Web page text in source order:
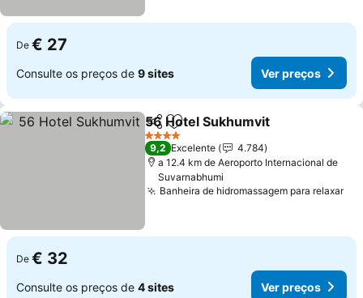
De € 27
Consulte os preços de 9 sites Ver preços
PartilharAdicionar aos favoritos
56 Hotel Sukhumvit
4 Estrelas
9,2 Excelente
4.784
a 12.4 km de Aeroporto Internacional de
Suvarnabhumi
Banheira de hidromassagem para relaxar
De € 32
Consulte os preços de 4 sites Ver preços